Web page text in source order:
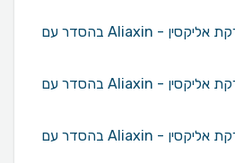
רופאים בתחום הזרקת אליקסין - Aliaxin בהסדר עם
רופאים בתחום הזרקת אליקסין - Aliaxin בהסדר עם
רופאים בתחום הזרקת אליקסין - Aliaxin בהסדר עם